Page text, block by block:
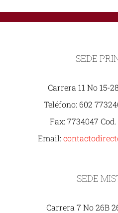
SEDE
Carrera 11 No 15-
Teléfono: 602
Fax: 7734047
Email:
SEDE
Carrera 7 No 26B